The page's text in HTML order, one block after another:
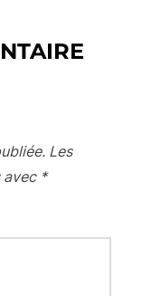
Les
avec *